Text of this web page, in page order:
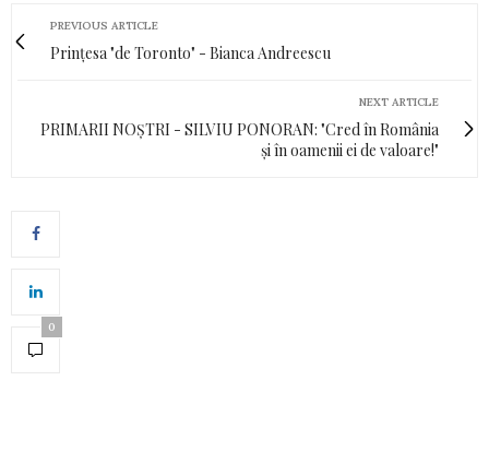
PREVIOUS ARTICLE
Prințesa "de Toronto" - Bianca Andreescu
NEXT ARTICLE
PRIMARII NOȘTRI - SILVIU PONORAN: "Cred în România
și în oamenii ei de valoare!"
0